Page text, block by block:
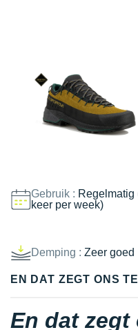
Gebruik : Regelmatig
keer per week)
Demping : Zeer goed
EN DAT ZEGT ONS
En dat zegt